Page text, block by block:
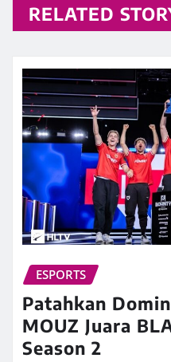
RELATED
ESPORTS
Patahkan
MOUZ Juara
Season 2